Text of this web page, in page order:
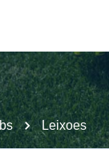
Leixoes